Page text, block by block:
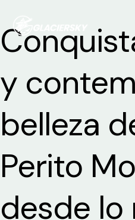
al
contenido
y
belleza
Perito
desde lo